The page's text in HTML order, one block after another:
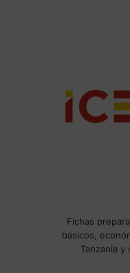
Fichas
básicos,
Tanzania y